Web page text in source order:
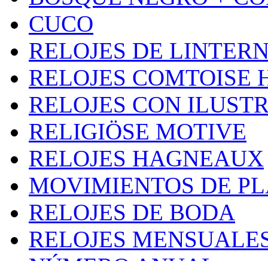
CUCO
RELOJES DE
RELOJES COMTOISE
RELOJES CON
RELIGIÖSE MOTIVE
RELOJES HAGNEAUX
MOVIMIENTOS DE
RELOJES DE BODA
RELOJES